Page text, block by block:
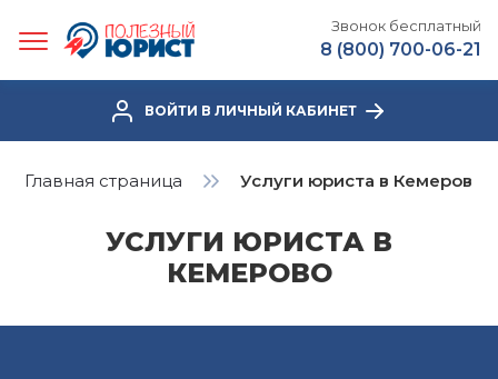
Звонок бесплатный
8 (800) 700-06-21
ВОЙТИ В ЛИЧНЫЙ КАБИНЕТ
Главная страница Услуги юриста в Кемерово
УСЛУГИ ЮРИСТА В
КЕМЕРОВО